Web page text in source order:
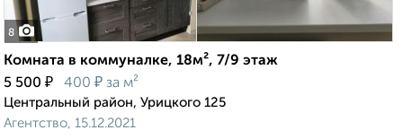
8
Комната в коммуналке, 18м², 7/9 этаж
5 500 ₽ 400 ₽ за м²
Центральный район, Урицкого 125
Агентство, 15.12.2021